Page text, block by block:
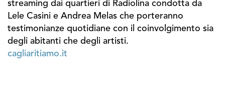
streaming dai quartieri di Radiolina condotta da
Lele Casini e Andrea Melas che porteranno
testimonianze quotidiane con il coinvolgimento sia
degli abitanti che degli artisti.
cagliaritiamo.it